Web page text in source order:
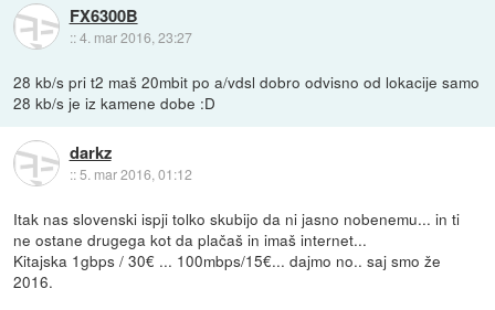
FX6300B
::4. mar 2016, 23:27
28 kb/s pri t2 maš 20mbit po a/vdsl dobro odvisno od lokacije samo
28 kb/s je iz kamene dobe :D
darkz
::5. mar 2016, 01:12
Itak nas slovenski ispji tolko skubijo da ni jasno nobenemu... in ti
ne ostane drugega kot da plačaš in imaš internet...
Kitajska 1gbps / 30€ ... 100mbps/15€... dajmo no.. saj smo že
2016.